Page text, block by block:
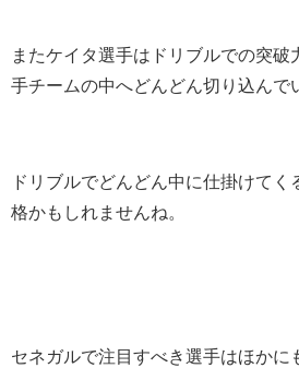
またケイタ選手はドリブルでの突破
手チームの中へどんどん切り込んで
ドリブルでどんどん中に仕掛けてく
格かもしれませんね。
セネガルで注目すべき選手はほかに